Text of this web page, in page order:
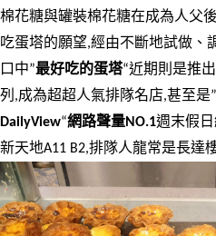
棉花糖與罐裝棉花糖在成為人父
吃蛋塔的願望,經由不斷地試做、
口中”最好吃的蛋塔“近期則是推
列,成為超超人氣排隊名店,甚至是”
DailyView“網路聲量NO.1週末假
新天地A11 B2,排隊人龍常是長達